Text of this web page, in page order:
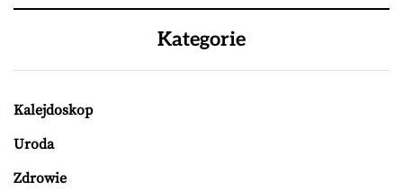
Kategorie
Kalejdoskop
Uroda
Zdrowie